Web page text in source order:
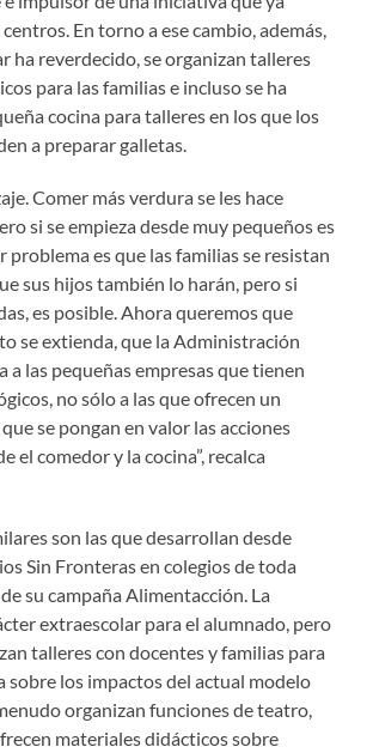
En torno a ese cambio, además,
ha reverdecido, se organizan talleres
para las familias e incluso se ha
cocina para talleres en los que los
a preparar galletas.
Comer más verdura se les hace
si se empieza desde muy pequeños es
problema es que las familias se resistan
sus hijos también lo harán, pero si
es posible. Ahora queremos que
se extienda, que la Administración
a las pequeñas empresas que tienen
no sólo a las que ofrecen un
se pongan en valor las acciones
el comedor y la cocina”, recalca
son las que desarrollan desde
Sin Fronteras en colegios de toda
su campaña Alimentacción. La
extraescolar para el alumnado, pero
talleres con docentes y familias para
sobre los impactos del actual modelo
organizan funciones de teatro,
materiales didácticos sobre